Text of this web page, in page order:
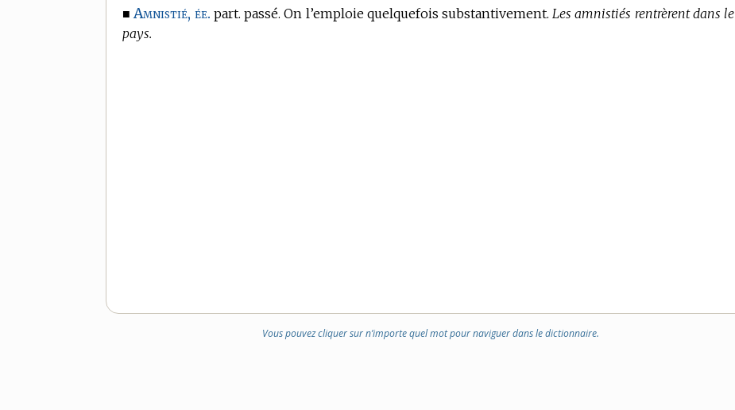
■ Amnistié, ée. part. passé. On l’emploie quelquefois substantivement. Les amnistiés rentrèrent dans le
pays.
Vous pouvez cliquer sur n’importe quel mot pour naviguer dans le dictionnaire.